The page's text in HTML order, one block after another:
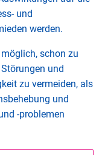
und
werden.
schon zu
und
zu vermeiden, als
und
-problemen